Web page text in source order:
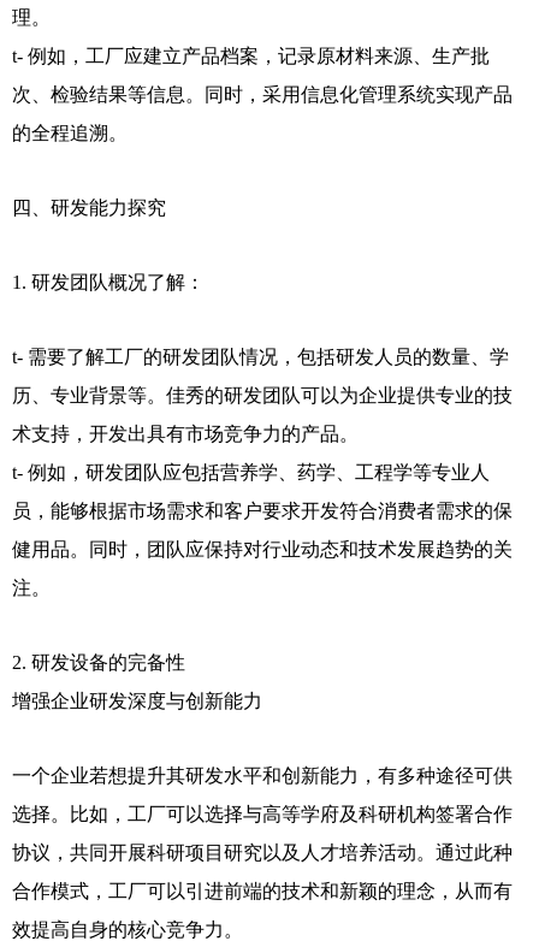
理。
t- 例如，工厂应建立产品档案，记录原材料来源、生产批
次、检验结果等信息。同时，采用信息化管理系统实现产品
的全程追溯。
四、研发能力探究
1. 研发团队概况了解：
t- 需要了解工厂的研发团队情况，包括研发人员的数量、学
历、专业背景等。佳秀的研发团队可以为企业提供专业的技
术支持，开发出具有市场竞争力的产品。
t- 例如，研发团队应包括营养学、药学、工程学等专业人
员，能够根据市场需求和客户要求开发符合消费者需求的保
健用品。同时，团队应保持对行业动态和技术发展趋势的关
注。
2. 研发设备的完备性
增强企业研发深度与创新能力
一个企业若想提升其研发水平和创新能力，有多种途径可供
选择。比如，工厂可以选择与高等学府及科研机构签署合作
协议，共同开展科研项目研究以及人才培养活动。通过此种
合作模式，工厂可以引进前端的技术和新颖的理念，从而有
效提高自身的核心竞争力。